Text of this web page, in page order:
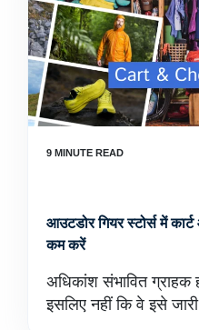
आउटडोर गियर स्टोर्स में
कम करें
अधिकांश संभावित
इसलिए नहीं कि वे इसे